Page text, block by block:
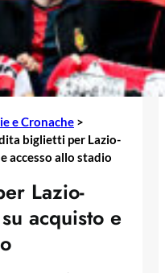
e Cronache >
biglietti per Lazio-
accesso allo stadio
Lazio-
acquisto e